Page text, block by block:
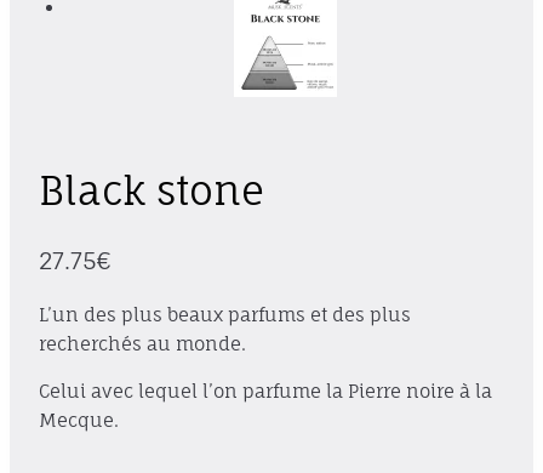
Black stone
27.75€
L’un des plus beaux parfums et des plus
recherchés au monde.
Celui avec lequel l’on parfume la Pierre noire à la
Mecque.